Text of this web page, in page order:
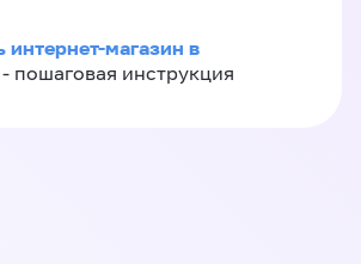
интернет-магазин в
- пошаговая инструкция